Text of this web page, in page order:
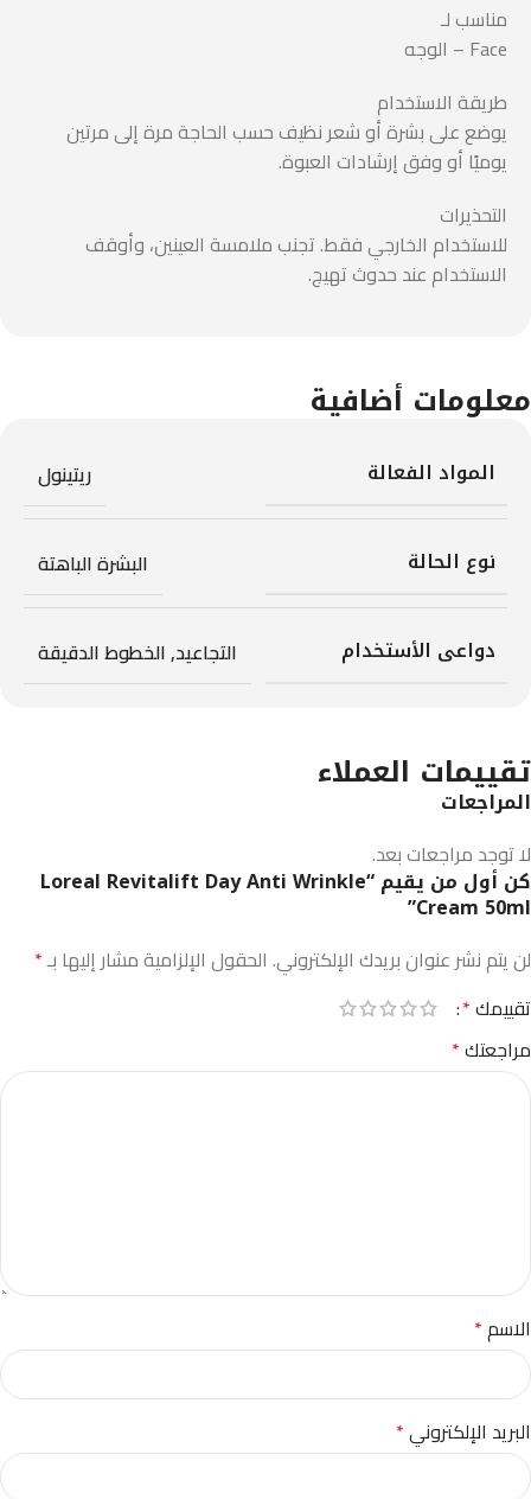
مناسب لـ
Face – الوجه
طريقة الاستخدام
يوضع على بشرة أو شعر نظيف حسب الحاجة مرة إلى مرتين
يوميًا أو وفق إرشادات العبوة.
التحذيرات
للاستخدام الخارجي فقط. تجنب ملامسة العينين، وأوقف
الاستخدام عند حدوث تهيج.
معلومات أضافية
المواد الفعالة ريتينول
نوع الحالة البشرة الباهتة
دواعى الأستخدام التجاعيد,الخطوط الدقيقة
تقييمات العملاء
المراجعات
لا توجد مراجعات بعد.
كن أول من يقيم “Loreal Revitalift Day Anti Wrinkle
Cream 50ml”
لن يتم نشر عنوان بريدك الإلكتروني. الحقول الإلزامية مشار إليها بـ*
تقييمك*
مراجعتك*
الاسم*
البريد الإلكتروني*